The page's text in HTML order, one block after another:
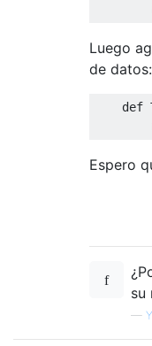
Luego
de datos:
def
Espero
su
—